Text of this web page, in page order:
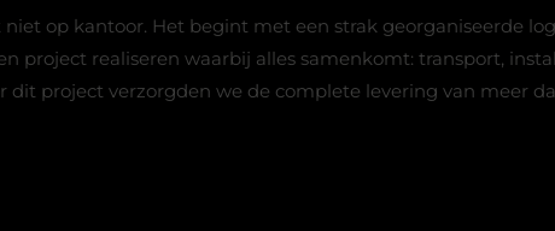
op kantoor. Het begint met een strak georganiseerde
project realiseren waarbij alles samenkomt: transport,
dit project verzorgden we de complete levering van meer